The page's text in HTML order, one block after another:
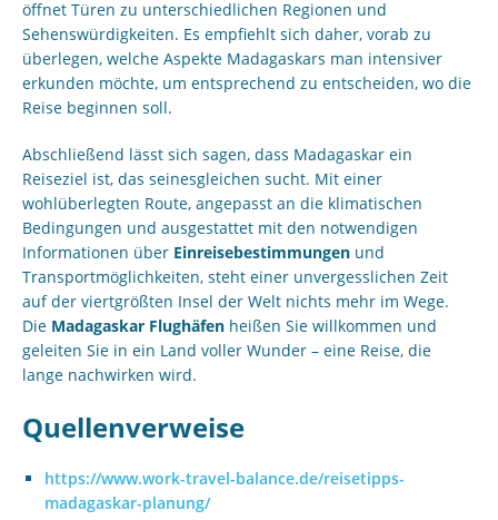
öffnet Türen zu unterschiedlichen Regionen und
Sehenswürdigkeiten. Es empfiehlt sich daher, vorab zu
überlegen, welche Aspekte Madagaskars man intensiver
erkunden möchte, um entsprechend zu entscheiden, wo die
Reise beginnen soll.
Abschließend lässt sich sagen, dass Madagaskar ein
Reiseziel ist, das seinesgleichen sucht. Mit einer
wohlüberlegten Route, angepasst an die klimatischen
Bedingungen und ausgestattet mit den notwendigen
Informationen über Einreisebestimmungen und
Transportmöglichkeiten, steht einer unvergesslichen Zeit
auf der viertgrößten Insel der Welt nichts mehr im Wege.
Die Madagaskar Flughäfen heißen Sie willkommen und
geleiten Sie in ein Land voller Wunder – eine Reise, die
lange nachwirken wird.
Quellenverweise
https://www.work-travel-balance.de/reisetipps-
madagaskar-planung/